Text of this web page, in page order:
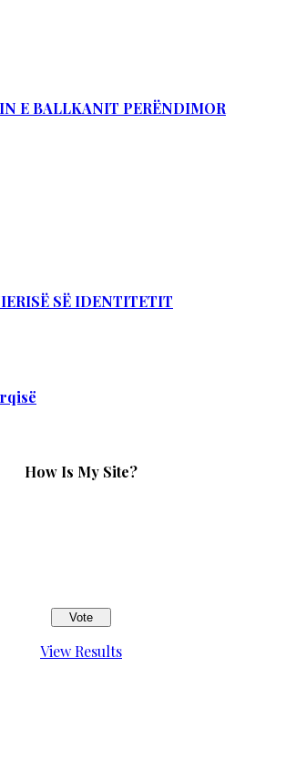
E BALLKANIT PERËNDIMOR
SË IDENTITETIT
How Is My Site?
View Results